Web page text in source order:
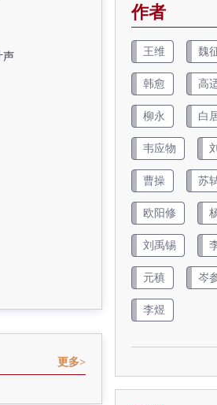
声
更多>
作者
王维 魏
韩愈 高
柳永 白
韦应物
曹操 苏
欧阳修
刘禹锡
元稹 岑
李煜